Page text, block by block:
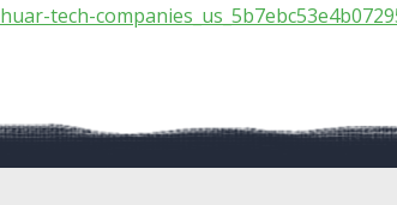
tech-